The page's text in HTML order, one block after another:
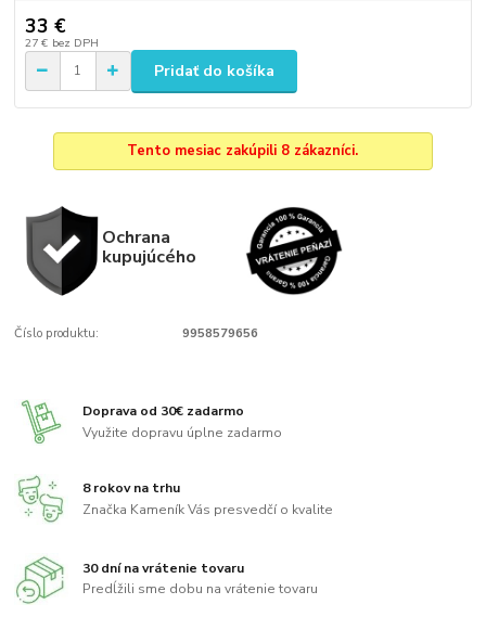
33 €
27 € bez DPH
Pridať do košíka
Tento mesiac zakúpili 8 zákazníci.
Ochrana
kupujúcého
Číslo produktu: 9958579656
Doprava od 30€ zadarmo
Využite dopravu úplne zadarmo
8 rokov na trhu
Značka Kameník Vás presvedčí o kvalite
30 dní na vrátenie tovaru
Predĺžili sme dobu na vrátenie tovaru